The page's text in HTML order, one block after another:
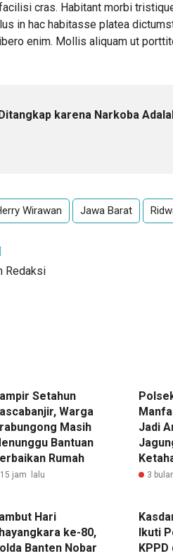
cras. Habitant morbi
in hac habitasse platea
enim. Mollis aliquam ut
karena Narkoba
Wirawan Jawa Barat
Redaksi
Setahun
Warga
Masih
Bantuan
Rumah
15 jam lalu
Jadi
3
Hari
ke-80,
Banten Nobar
Ikuti